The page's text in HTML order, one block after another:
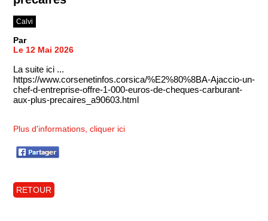
Calvi
Par
Le 12 Mai 2026
La suite ici ...
https://www.corsenetinfos.corsica/%E2%80%8BA-Ajaccio-un-
chef-d-entreprise-offre-1-000-euros-de-cheques-carburant-
aux-plus-precaires_a90603.html
Plus d'informations, cliquer ici
RETOUR